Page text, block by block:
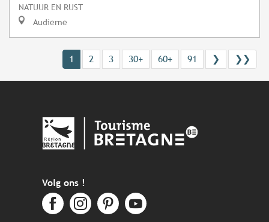
NATUUR EN RUST
Audierne
1 2 3 30+ 60+ 91 ❯ ❯❯
Volg ons !